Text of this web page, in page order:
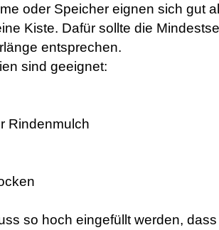
oder Speicher eignen sich gut
Kiste. Dafür sollte die
entsprechen.
sind geeignet:
Rindenmulch
so hoch eingefüllt werden,